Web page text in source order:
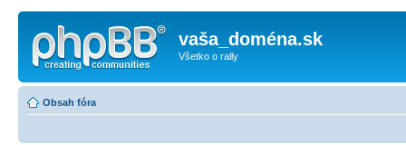
vaša_doména.sk
Všetko o rally
Obsah fóra